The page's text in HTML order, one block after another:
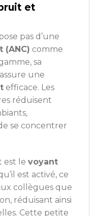
et
pas d’une
comme
sa
une
efficace. Les
réduisent
se concentrer
est le voyant
est activé, ce
collègues que
réduisant ainsi
Cette petite